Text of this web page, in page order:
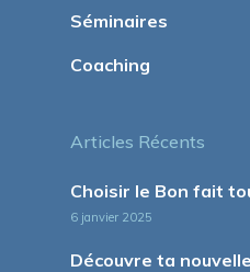
Séminaires
Coaching
Articles Récents
Choisir le Bon fait
6 janvier 2025
Découvre ta